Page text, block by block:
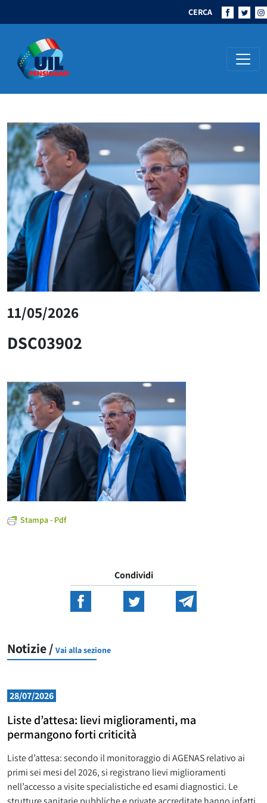
CERCA
Navigazione principale
11/05/2026
DSC03902
Stampa - Pdf
Condividi
Notizie / Vai alla sezione
28/07/2026
Liste d’attesa: lievi miglioramenti, ma
permangono forti criticità
Liste d’attesa: secondo il monitoraggio di AGENAS relativo ai
primi sei mesi del 2026, si registrano lievi miglioramenti
nell’accesso a visite specialistiche ed esami diagnostici. Le